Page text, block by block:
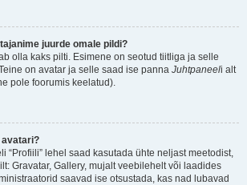
juurde omale pildi?
olla kaks pilti. Esimene on seotud tiitliga ja selle
on avatar ja selle saad ise panna Juhtpaneeli alt
pole foorumis keelatud).
avatari?
“Profiili” lehel saad kasutada ühte neljast meetodist,
Gravatar, Gallery, mujalt veebilehelt või laadides
saavad ise otsustada, kas nad lubavad